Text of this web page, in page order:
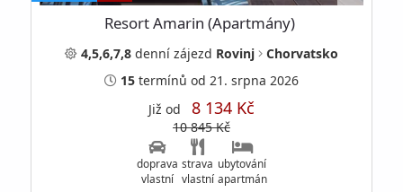
Resort Amarin (Apartmány)
4,5,6,7,8 denní zájezd Rovinj
Chorvatsko
15 termínů od 21. srpna 2026
Již od 8 134 Kč
10 845 Kč
doprava
vlastní
strava
vlastní
ubytování
apartmán